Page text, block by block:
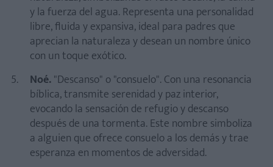
y la fuerza del agua. Representa una personalidad
libre, fluida y expansiva, ideal para padres que
aprecian la naturaleza y desean un nombre único
con un toque exótico.
Noé."Descanso" o "consuelo". Con una resonancia
bíblica, transmite serenidad y paz interior,
evocando la sensación de refugio y descanso
después de una tormenta. Este nombre simboliza
a alguien que ofrece consuelo a los demás y trae
esperanza en momentos de adversidad.